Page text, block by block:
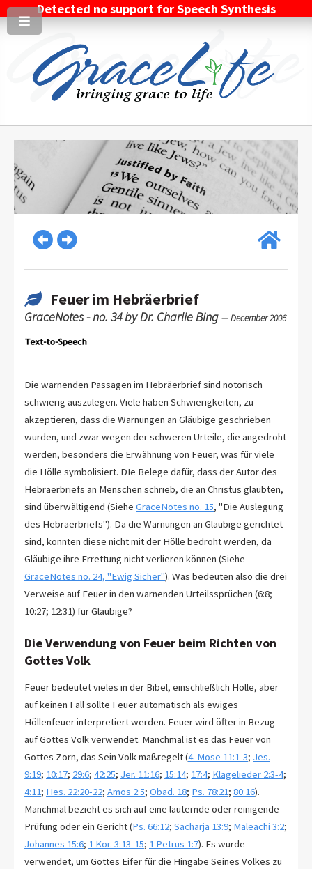
Detected no support for Speech Synthesis
Feuer im Hebräerbrief
GraceNotes - no. 34 by Dr. Charlie Bing —December 2006
Die warnenden Passagen im Hebräerbrief sind notorisch
schwierig auszulegen. Viele haben Schwierigkeiten, zu
akzeptieren, dass die Warnungen an Gläubige geschrieben
wurden, und zwar wegen der schweren Urteile, die angedroht
werden, besonders die Erwähnung von Feuer, was für viele
die Hölle symbolisiert. DIe Belege dafür, dass der Autor des
Hebräerbriefs an Menschen schrieb, die an Christus glaubten,
sind überwältigend (Siehe
GraceNotes no. 15, "Die Auslegung
des Hebräerbriefs"). Da die Warnungen an Gläubige gerichtet
sind, konnten diese nicht mit der Hölle bedroht werden, da
Gläubige ihre Errettung nicht verlieren können (Siehe
GraceNotes no. 24, "Ewig Sicher"). Was bedeuten also die drei
Verweise auf Feuer in den warnenden Urteilssprüchen (6:8;
10:27; 12:31) für Gläubige?
Die Verwendung von Feuer beim Richten von
Gottes Volk
Feuer bedeutet vieles in der Bibel, einschließlich Hölle, aber
auf keinen Fall sollte Feuer automatisch als ewiges
Höllenfeuer interpretiert werden. Feuer wird öfter in Bezug
auf Gottes Volk verwendet. Manchmal ist es das Feuer von
Gottes Zorn, das Sein Volk maßregelt (4. Mose 11:1-3; Jes.
9:19; 10:17; 29:6; 42:25; Jer. 11:16; 15:14; 17:4; Klagelieder 2:3-4;
4:11; Hes. 22:20-22; Amos 2:5; Obad. 18; Ps. 78:21; 80:16).
Manchmal bezieht es sich auf eine läuternde oder reinigende
Prüfung oder ein Gericht (Ps. 66:12; Sacharja 13:9; Maleachi 3:2;
Johannes 15:6; 1 Kor. 3:13-15; 1 Petrus 1:7). Es wurde
verwendet, um Gottes Eifer für die Hingabe Seines Volkes zu